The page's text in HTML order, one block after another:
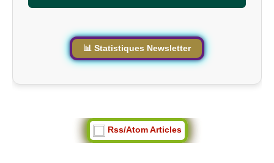
📊 Statistiques Newsletter
Rss/Atom Articles